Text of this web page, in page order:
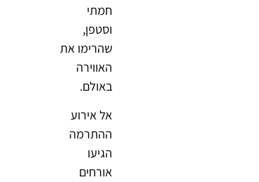
חמתי
וסטפן,
שהרימו את
האווירה
באולם.
אל אירוע
ההתרמה
הגיעו
אורחים